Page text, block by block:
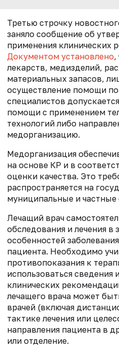
Третью строчку
заняло сообщение об
применения клинических
Документом установлено,
лекарств, медизделий,
материальных запасов,
осуществление помощи
специалистов
помощи с применением
технологий либо
медорганизацию.
Медорганизация
на основе КР и в
оценки качества. Это
распространяется на
муниципальные и частные
Лечащий врач
обследования и лечения в
особенностей
пациента. Необходимо
противопоказания к
использоваться сведения
клинических
лечащего врача может
врачей (включая
тактике лечения или
направления пациента в
или отделение.